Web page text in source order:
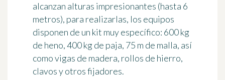
alcanzan alturas impresionantes (hasta 6
metros), para realizarlas, los equipos
disponen de un kit muy específico: 600 kg
de heno, 400 kg de paja, 75 m de malla, así
como vigas de madera, rollos de hierro,
clavos y otros fijadores.